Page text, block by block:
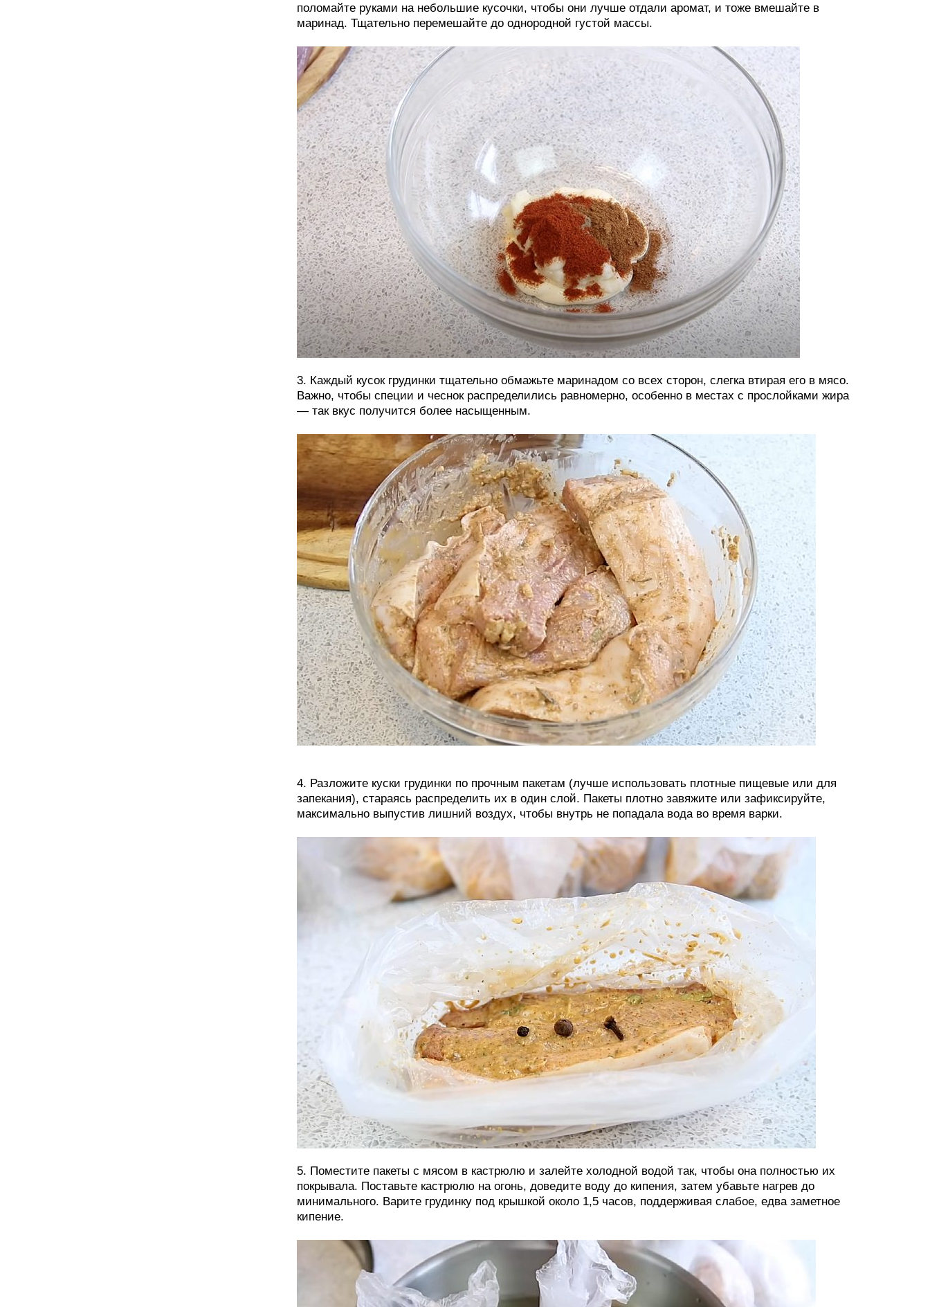
поломайте руками на небольшие кусочки, чтобы они лучше отдали аромат, и тоже вмешайте в
маринад. Тщательно перемешайте до однородной густой массы.
3. Каждый кусок грудинки тщательно обмажьте маринадом со всех сторон, слегка втирая его в мясо.
Важно, чтобы специи и чеснок распределились равномерно, особенно в местах с прослойками жира
— так вкус получится более насыщенным.
4. Разложите куски грудинки по прочным пакетам (лучше использовать плотные пищевые или для
запекания), стараясь распределить их в один слой. Пакеты плотно завяжите или зафиксируйте,
максимально выпустив лишний воздух, чтобы внутрь не попадала вода во время варки.
5. Поместите пакеты с мясом в кастрюлю и залейте холодной водой так, чтобы она полностью их
покрывала. Поставьте кастрюлю на огонь, доведите воду до кипения, затем убавьте нагрев до
минимального. Варите грудинку под крышкой около 1,5 часов, поддерживая слабое, едва заметное
кипение.